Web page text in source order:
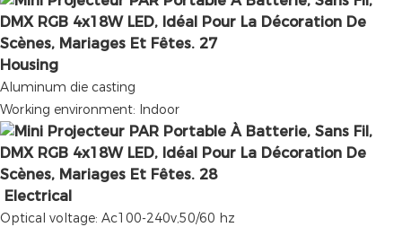
Housing
Aluminum die casting
Working environment: Indoor
Electrical
Optical voltage: Ac100-240v,50/60 hz